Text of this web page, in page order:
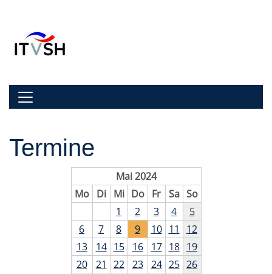
Navigation umschalten
Termine
Mai 2024
Mo
Di Mi Do Fr Sa So
1
2 3 4
5
6
7 8 9 10 11
12
13
14 15 16 17 18 19
20
21 22 23 24 25 26